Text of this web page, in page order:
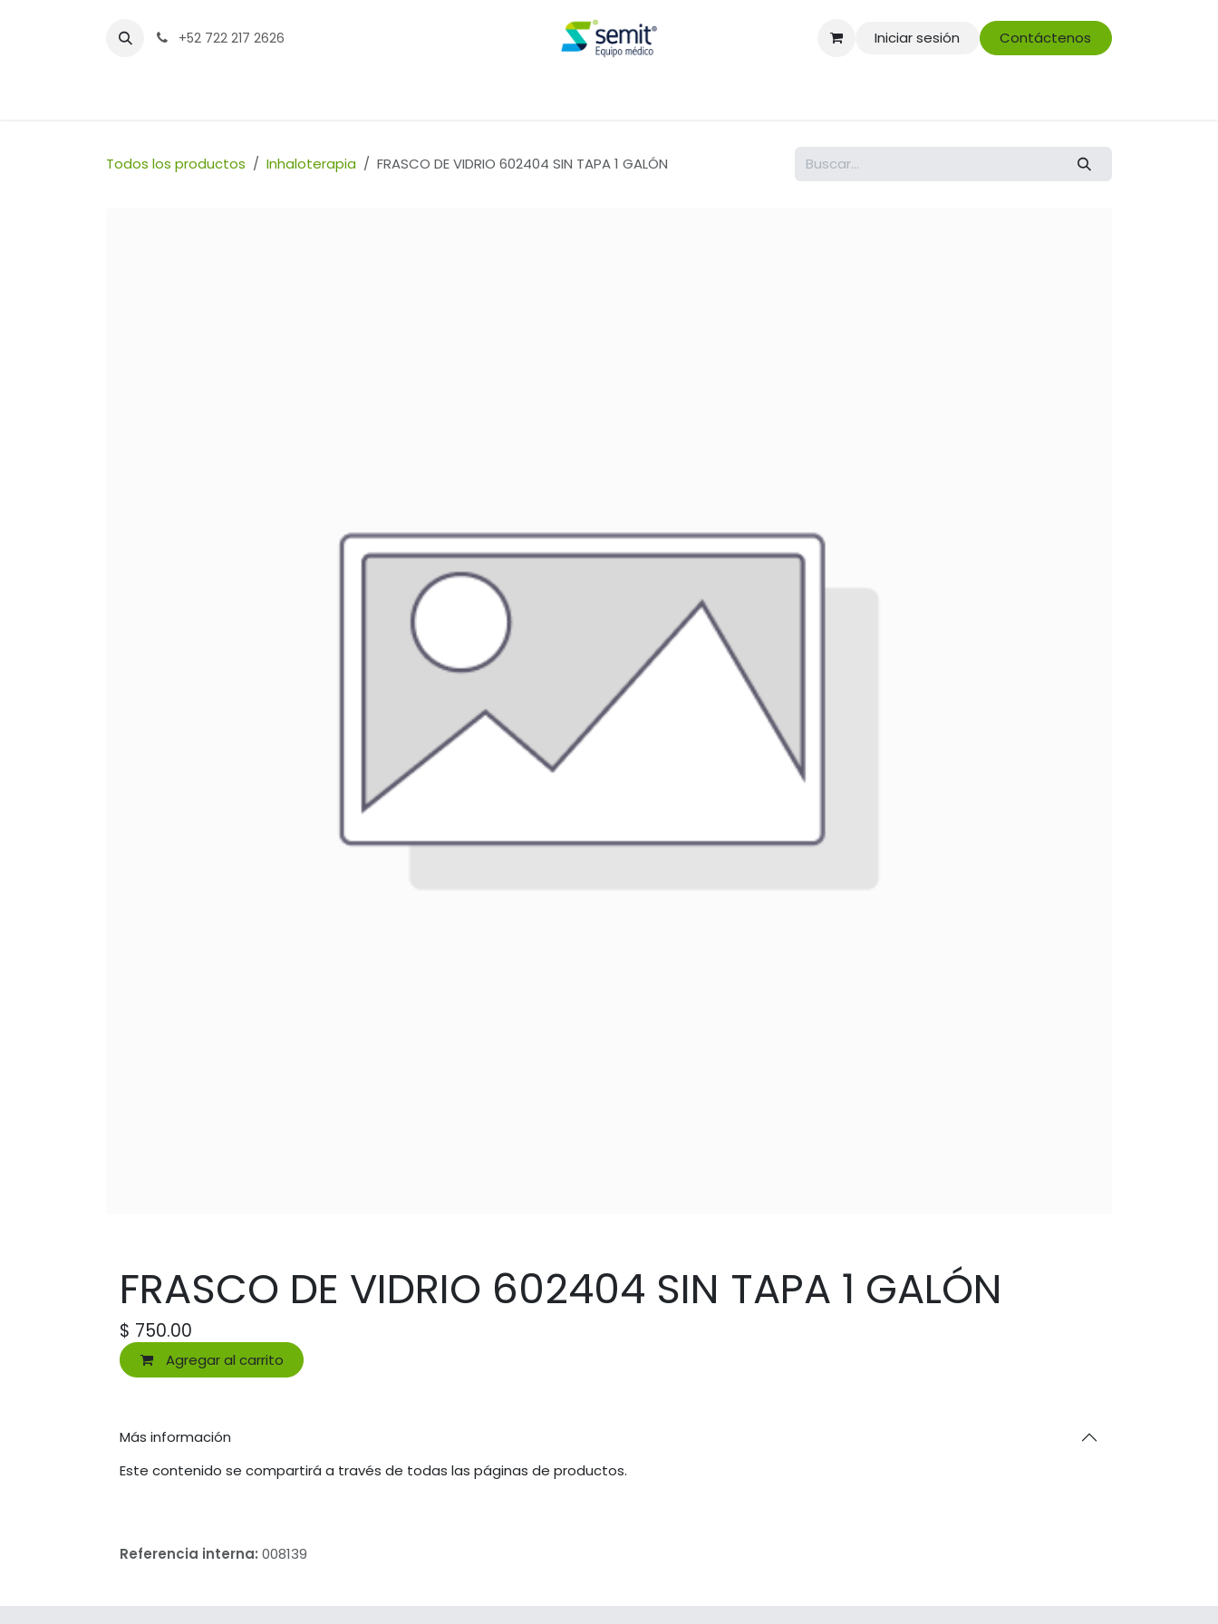
+52 722 217 2626 Iniciar sesión Contáctenos
Todos los productos Inhaloterapia FRASCO DE VIDRIO 602404 SIN TAPA 1 GALÓN
FRASCO DE VIDRIO 602404 SIN TAPA 1 GALÓN
$ 750.00
Agregar al carrito
Más información
Este contenido se compartirá a través de todas las páginas de productos.
Referencia interna: 008139